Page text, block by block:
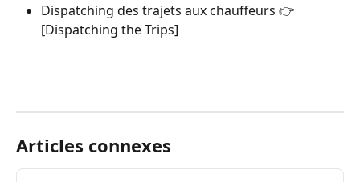
Dispatching des trajets aux chauffeurs 👉
[Dispatching the Trips]
Articles connexes